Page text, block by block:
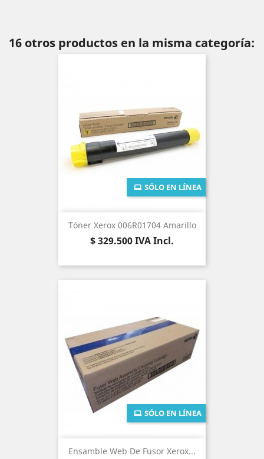
16 otros productos en la misma categoría:
Tóner Xerox 006R01704 Amarillo
Precio
$ 329.500IVA Incl.
SÓLO EN LÍNEA
Ensamble Web De Fusor Xerox...
SÓLO EN LÍNEA